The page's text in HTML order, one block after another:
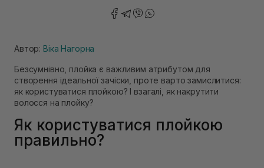
Автор: Віка Нагорна
Безсумнівно, плойка є важливим атрибутом для
створення ідеальної зачіски, проте варто замислитися:
як користуватися плойкою? І взагалі, як накрутити
волосся на плойку?
Як користуватися плойкою
правильно?